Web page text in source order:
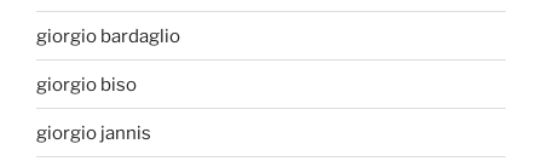
giorgio bardaglio
giorgio biso
giorgio jannis